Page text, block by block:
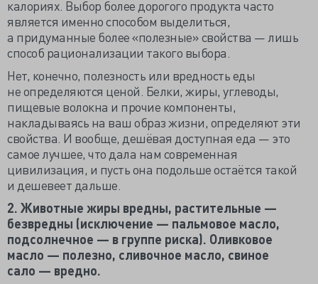
калориях. Выбор более дорогого продукта часто
является именно способом выделиться,
а придуманные более «полезные» свойства — лишь
способ рационализации такого выбора.
Нет, конечно, полезность или вредность еды
не определяются ценой. Белки, жиры, углеводы,
пищевые волокна и прочие компоненты,
накладываясь на ваш образ жизни, определяют эти
свойства. И вообще, дешёвая доступная еда — это
самое лучшее, что дала нам современная
цивилизация, и пусть она подольше остаётся такой
и дешевеет дальше.
2. Животные жиры вредны, растительные —
безвредны (исключение — пальмовое масло,
подсолнечное — в группе риска). Оливковое
масло — полезно, сливочное масло, свиное
сало — вредно.